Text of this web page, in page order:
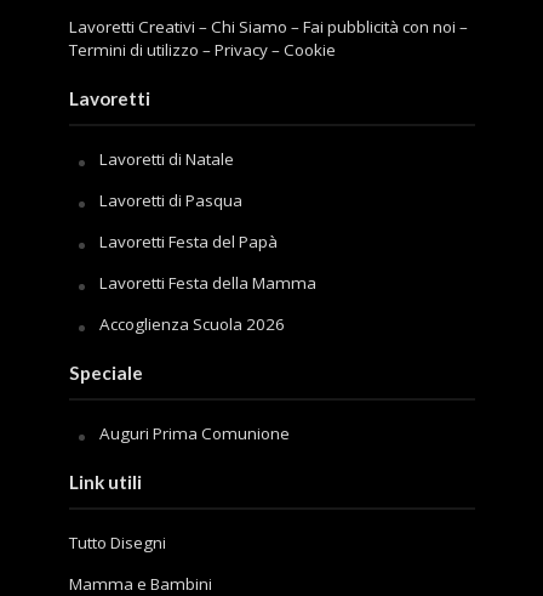
Lavoretti Creativi –Chi Siamo –Fai pubblicità con noi –
Termini di utilizzo –Privacy–Cookie
Lavoretti
Lavoretti di Natale
Lavoretti di Pasqua
Lavoretti Festa del Papà
Lavoretti Festa della Mamma
Accoglienza Scuola 2026
Speciale
Auguri Prima Comunione
Link utili
Tutto Disegni
Mamma e Bambini